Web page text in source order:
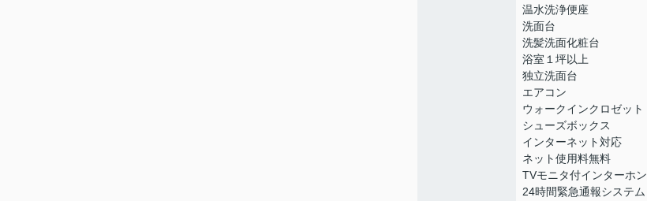
温水洗浄便座
洗面台
洗髪洗面化粧台
浴室１坪以上
独立洗面台
エアコン
ウォークインクロゼット
シューズボックス
インターネット対応
ネット使用料無料
TVモニタ付インターホン
24時間緊急通報システム